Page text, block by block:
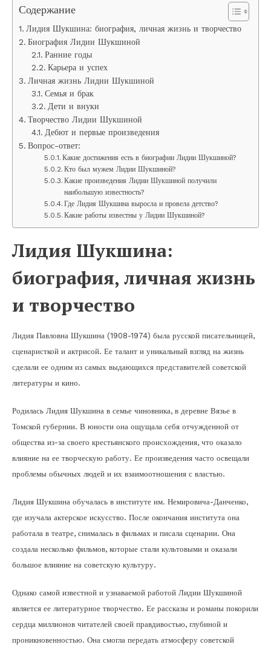
Содержание
Лидия Шукшина: биография, личная жизнь и творчество
Биография Лидии Шукшиной
Ранние годы
Карьера и успех
Личная жизнь Лидии Шукшиной
Семья и брак
Дети и внуки
Творчество Лидии Шукшиной
Дебют и первые произведения
Вопрос-ответ:
Какие достижения есть в биографии Лидии Шукшиной?
Кто был мужем Лидии Шукшиной?
Какие произведения Лидии Шукшиной получили
наибольшую известность?
Где Лидия Шукшина выросла и провела детство?
Какие работы известны у Лидии Шукшиной?
Лидия Шукшина:
биография, личная жизнь
и творчество
Лидия Павловна Шукшина (1908-1974) была русской писательницей,
сценаристкой и актрисой. Ее талант и уникальный взгляд на жизнь
сделали ее одним из самых выдающихся представителей советской
литературы и кино.
Родилась Лидия Шукшина в семье чиновника, в деревне Вязье в
Томской губернии. В юности она ощущала себя отчужденной от
общества из-за своего крестьянского происхождения, что оказало
влияние на ее творческую работу. Ее произведения часто освещали
проблемы обычных людей и их взаимоотношения с властью.
Лидия Шукшина обучалась в институте им. Немировича-Данченко,
где изучала актерское искусство. После окончания института она
работала в театре, снималась в фильмах и писала сценарии. Она
создала несколько фильмов, которые стали культовыми и оказали
большое влияние на советскую культуру.
Однако самой известной и узнаваемой работой Лидии Шукшиной
является ее литературное творчество. Ее рассказы и романы покорили
сердца миллионов читателей своей правдивостью, глубиной и
проникновенностью. Она смогла передать атмосферу советской